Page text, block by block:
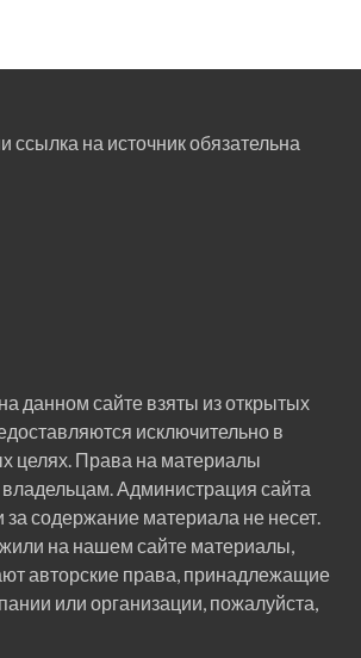
ссылка на источник обязательна
данном сайте взяты из открытых
исключительно в
целях. Права на материалы
Администрация сайта
за содержание материала не несет.
на нашем сайте материалы,
авторские права, принадлежащие
или организации, пожалуйста,